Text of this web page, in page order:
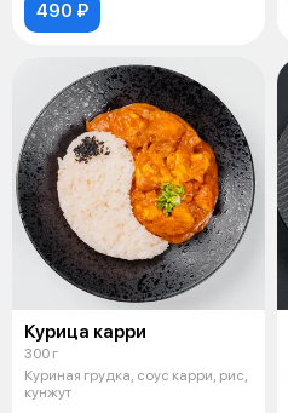
490 ₽
Курица карри
300 г
Куриная грудка, соус карри, рис,
кунжут